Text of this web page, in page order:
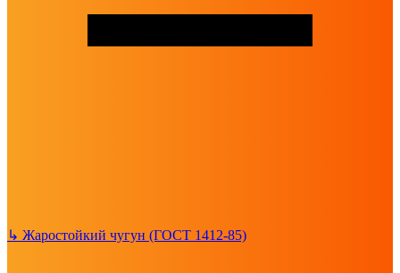
↳ Жаростойкий чугун (ГОСТ 1412-85)